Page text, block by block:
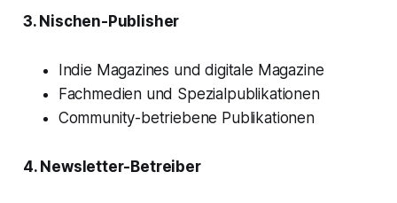
3. Nischen-Publisher
Indie Magazines und digitale Magazine
Fachmedien und Spezialpublikationen
Community-betriebene Publikationen
4. Newsletter-Betreiber